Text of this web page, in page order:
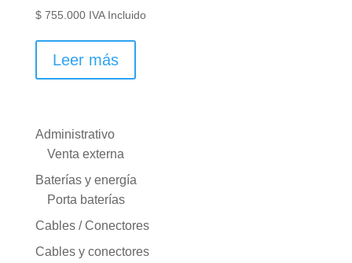
$755.000 IVA Incluido
Leer más
Administrativo
Venta externa
Baterías y energía
Porta baterías
Cables / Conectores
Cables y conectores